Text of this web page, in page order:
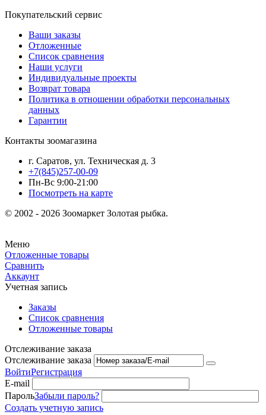
Покупательский сервис
Ваши заказы
Отложенные
Список сравнения
Наши услуги
Индивидуальные проекты
Возврат товара
Политика в отношении обработки персональных
данных
Гарантии
Контакты зоомагазина
г. Саратов, ул. Техническая д. 3
+7(845)257-00-09
Пн-Вс 9:00-21:00
Посмотреть на карте
© 2002 - 2026 Зоомаркет Золотая рыбка.
Меню
Отложенные товары
Сравнить
Аккаунт
Учетная запись
Заказы
Список сравнения
Отложенные товары
Отслеживание заказа
Отслеживание заказа
ВойтиРегистрация
E-mail
ПарольЗабыли пароль?
Создать учетную запись